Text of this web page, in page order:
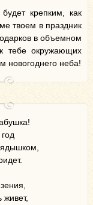
крепким, как
твоем в праздник
в объемном
тебе окружающих
новогоднего неба!
живет,